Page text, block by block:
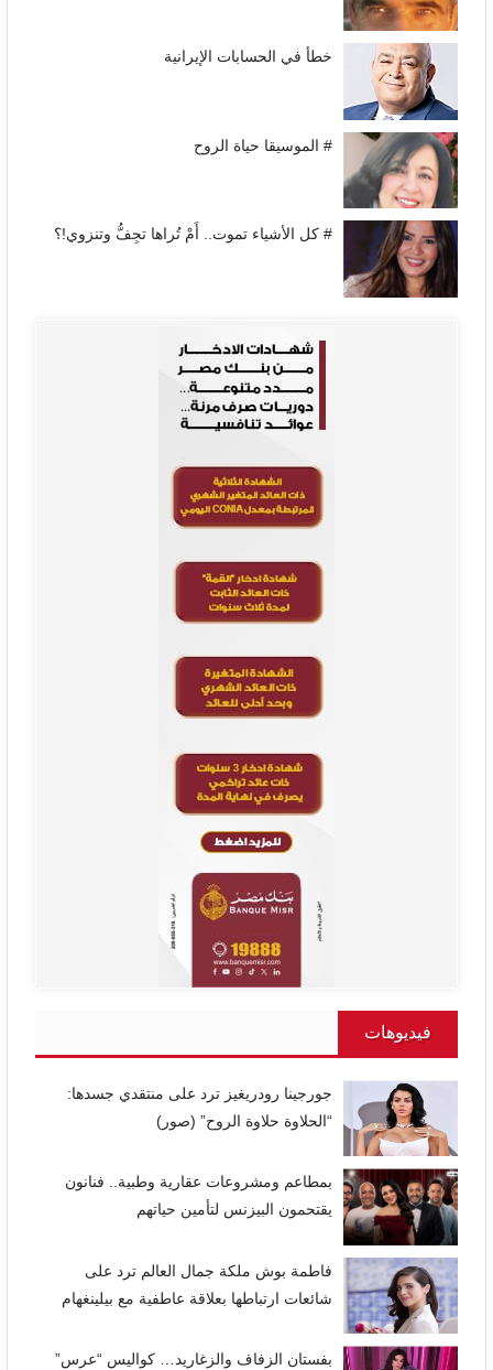
خطأ في الحسابات الإيرانية
# الموسيقا حياة الروح
# كل الأشياء تموت.. أَمْ تُراها تجِفُّ وتنزوي!؟
فيديوهات
جورجينا رودريغيز ترد على منتقدي جسدها:
“الحلاوة حلاوة الروح” (صور)
بمطاعم ومشروعات عقارية وطبية.. فنانون
يقتحمون البيزنس لتأمين حياتهم
فاطمة بوش ملكة جمال العالم ترد على
شائعات ارتباطها بعلاقة عاطفية مع بيلينغهام
بفستان الزفاف والزغاريد… كواليس “عرس”